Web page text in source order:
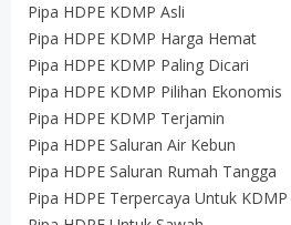
Pipa HDPE KDMP Asli
Pipa HDPE KDMP Harga Hemat
Pipa HDPE KDMP Paling Dicari
Pipa HDPE KDMP Pilihan Ekonomis
Pipa HDPE KDMP Terjamin
Pipa HDPE Saluran Air Kebun
Pipa HDPE Saluran Rumah Tangga
Pipa HDPE Terpercaya Untuk KDMP